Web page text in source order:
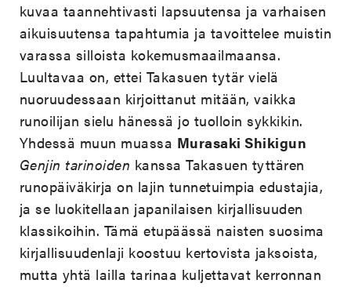
kuvaa taannehtivasti lapsuutensa ja varhaisen
aikuisuutensa tapahtumia ja tavoittelee muistin
varassa silloista kokemusmaailmaansa.
Luultavaa on, ettei Takasuen tytär vielä
nuoruudessaan kirjoittanut mitään, vaikka
runoilijan sielu hänessä jo tuolloin sykkikin.
Yhdessä muun muassa Murasaki Shikigun
Genjin tarinoiden kanssa Takasuen tyttären
runopäiväkirja on lajin tunnetuimpia edustajia,
ja se luokitellaan japanilaisen kirjallisuuden
klassikoihin. Tämä etupäässä naisten suosima
kirjallisuudenlaji koostuu kertovista jaksoista,
mutta yhtä lailla tarinaa kuljettavat kerronnan